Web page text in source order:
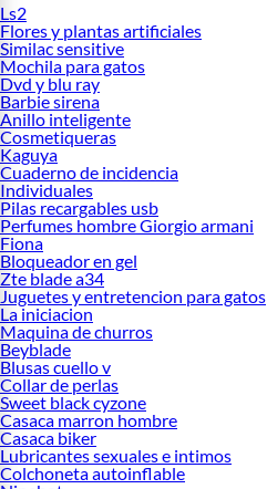
Ls2
Flores y plantas artificiales
Similac sensitive
Mochila para gatos
Dvd y blu ray
Barbie sirena
Anillo inteligente
Cosmetiqueras
Kaguya
Cuaderno de incidencia
Individuales
Pilas recargables usb
Perfumes hombre Giorgio armani
Fiona
Bloqueador en gel
Zte blade a34
Juguetes y entretencion para gatos
La iniciacion
Maquina de churros
Beyblade
Blusas cuello v
Collar de perlas
Sweet black cyzone
Casaca marron hombre
Casaca biker
Lubricantes sexuales e intimos
Colchoneta autoinflable